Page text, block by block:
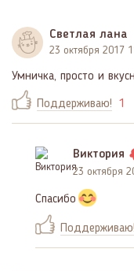
Светлая лана
23 октября 2017
Умничка, просто и
Поддерживаю! 1
Виктория
23 октября
Спасибо
Поддерживаю!